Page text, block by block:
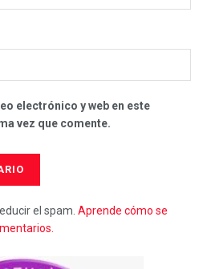
electrónico y web en este
vez que comente.
el spam. Aprende cómo se